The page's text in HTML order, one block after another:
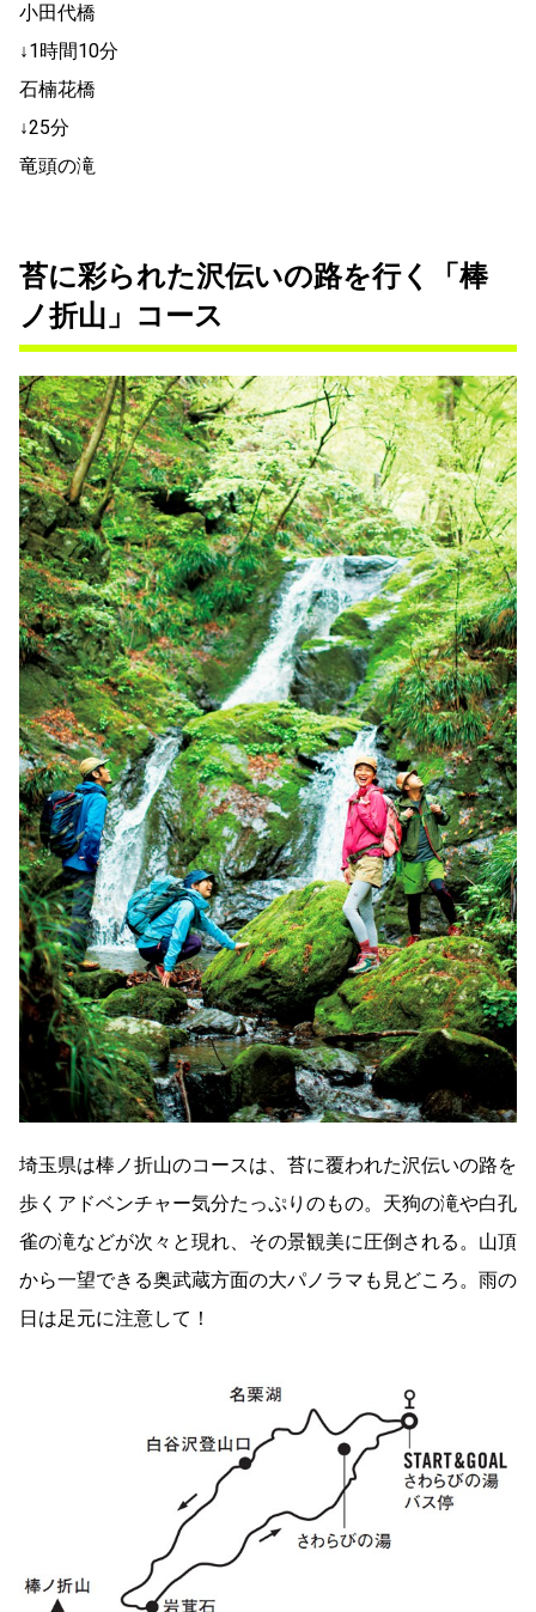
小田代橋
↓1時間10分
石楠花橋
↓25分
竜頭の滝
苔に彩られた沢伝いの路を行く「棒
ノ折山」コース
埼玉県は棒ノ折山のコースは、苔に覆われた沢伝いの路を
歩くアドベンチャー気分たっぷりのもの。天狗の滝や白孔
雀の滝などが次々と現れ、その景観美に圧倒される。山頂
から一望できる奥武蔵方面の大パノラマも見どころ。雨の
日は足元に注意して！